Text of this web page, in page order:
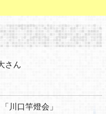
さん
川口竿燈会」